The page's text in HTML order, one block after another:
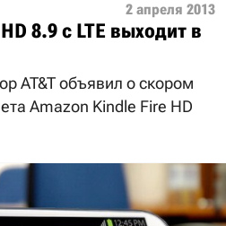
2 апреля 2013
8.9 с LTE выходит в
AT&T объявил о скором
Amazon Kindle Fire HD